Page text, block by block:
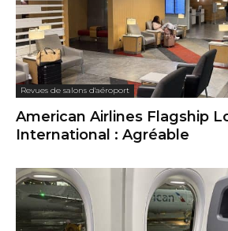
Revues de salons d'aéroport
American Airlines Flagship
International : Agréable